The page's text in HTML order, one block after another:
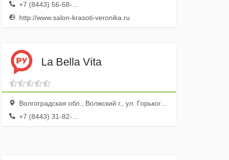
+7 (8443) 56-68-...
http://www.salon-krasoti-veronika.ru
La Bella Vita
Волгоградская обл., Волжский г., ул. Горького, 25
+7 (8443) 31-82-...